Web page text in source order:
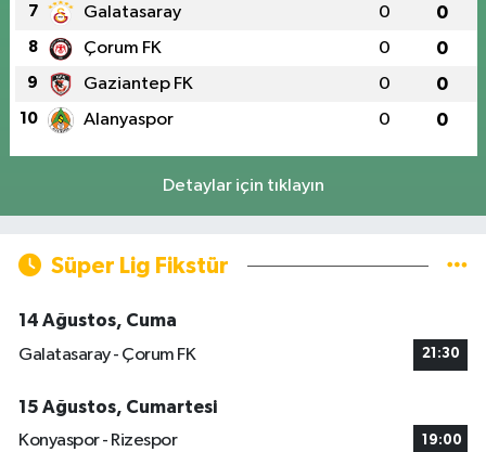
7 Galatasaray 0 0
8 Çorum FK 0 0
9 Gaziantep FK 0 0
10 Alanyaspor 0 0
Detaylar için tıklayın
Süper Lig Fikstür
14 Ağustos, Cuma
Galatasaray - Çorum FK
21:30
15 Ağustos, Cumartesi
Konyaspor - Rizespor
19:00